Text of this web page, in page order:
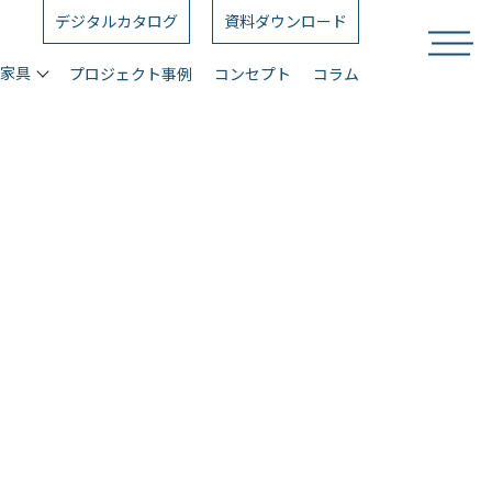
デジタルカタログ 資料ダウンロード
具 プロジェクト事例 コンセプト コラム